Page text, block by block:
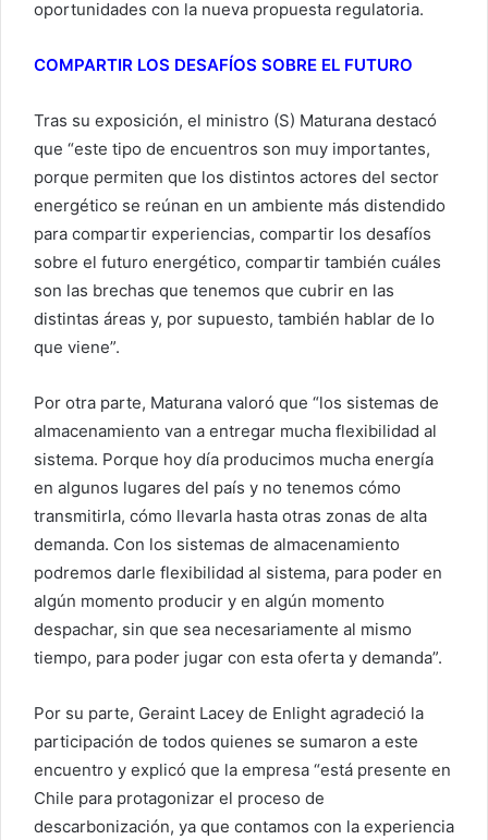
oportunidades con la nueva propuesta regulatoria.
COMPARTIR LOS DESAFÍOS SOBRE EL FUTURO
Tras su exposición, el ministro (S) Maturana destacó
que “este tipo de encuentros son muy importantes,
porque permiten que los distintos actores del sector
energético se reúnan en un ambiente más distendido
para compartir experiencias, compartir los desafíos
sobre el futuro energético, compartir también cuáles
son las brechas que tenemos que cubrir en las
distintas áreas y, por supuesto, también hablar de lo
que viene”.
Por otra parte, Maturana valoró que “los sistemas de
almacenamiento van a entregar mucha flexibilidad al
sistema. Porque hoy día producimos mucha energía
en algunos lugares del país y no tenemos cómo
transmitirla, cómo llevarla hasta otras zonas de alta
demanda. Con los sistemas de almacenamiento
podremos darle flexibilidad al sistema, para poder en
algún momento producir y en algún momento
despachar, sin que sea necesariamente al mismo
tiempo, para poder jugar con esta oferta y demanda”.
Por su parte, Geraint Lacey de Enlight agradeció la
participación de todos quienes se sumaron a este
encuentro y explicó que la empresa “está presente en
Chile para protagonizar el proceso de
descarbonización, ya que contamos con la experiencia